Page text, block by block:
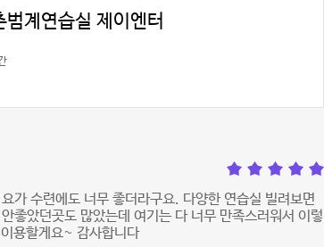
범계연습실 제이엔터
가 수련에도 너무 좋더라구요. 다양한 연습실 빌려보면
좋았던곳도 많았는데 여기는 다 너무 만족스러워서 이렇
용할게요~ 감사합니다